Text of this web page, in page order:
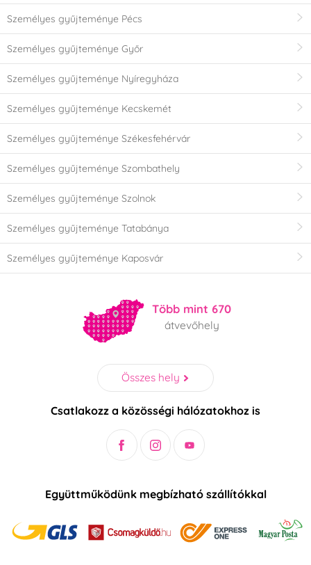
Személyes gyűjteménye Pécs
Személyes gyűjteménye Győr
Személyes gyűjteménye Nyíregyháza
Személyes gyűjteménye Kecskemét
Személyes gyűjteménye Székesfehérvár
Személyes gyűjteménye Szombathely
Személyes gyűjteménye Szolnok
Személyes gyűjteménye Tatabánya
Személyes gyűjteménye Kaposvár
Több mint 670
átvevőhely
Összes hely
Csatlakozz a közösségi hálózatokhoz is
Együttműködünk megbízható szállítókkal